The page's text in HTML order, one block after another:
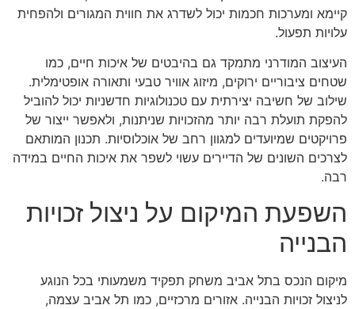
קיימא ומערכות חכמות יכול לשדרג את חווית המגורים ולהפחית
עלויות תפעול.
העיצוב המודרני מתמקד גם בהיבטים של איכות חיים, כמו
שטחים ציבוריים ירוקים, מיזוג אוויר טבעי ותאורה אופטימלית.
שילוב של חשיבה יצירתית עם טכנולוגיות חדשניות יכול להוביל
להפקת תועלת רבה יותר מהזכויות שניתנות, ולאפשר ייצור של
פרויקטים שמיועדים למגוון רחב של אוכלוסיות. תכנון המותאם
לצרכים השונים של הדיירים עשוי לשפר את איכות החיים במידה
רבה.
השפעת המיקום על ניצול זכויות
הבנייה
מיקום הנכס בתל אביב משחק תפקיד משמעותי בכל הנוגע
לניצול זכויות הבנייה. אזורים מרכזיים, כמו תל אביב עצמה,